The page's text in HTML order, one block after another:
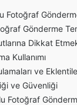
Fotoğraf
Gönderme
Dikkat
Kullanımı
ve
ve Güvenliği
Fotoğraf